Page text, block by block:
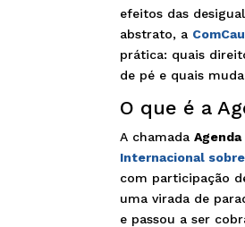
efeitos das
abstrato, a
prática: quais
de pé e quais
O que é a
A chamada
Internacional
com participação
uma virada de
e passou a ser